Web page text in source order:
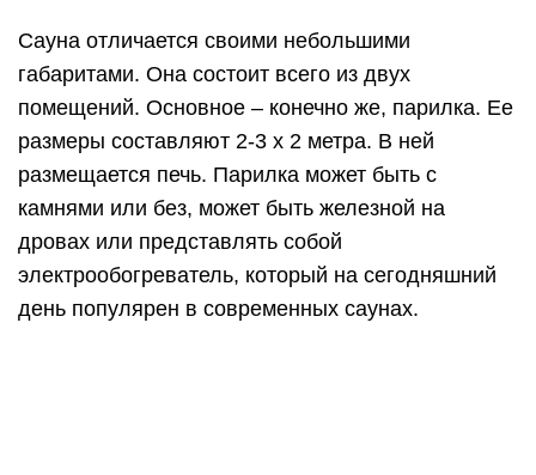
Сауна отличается своими небольшими
габаритами. Она состоит всего из двух
помещений. Основное – конечно же, парилка. Ее
размеры составляют 2-3 х 2 метра. В ней
размещается печь. Парилка может быть с
камнями или без, может быть железной на
дровах или представлять собой
электрообогреватель, который на сегодняшний
день популярен в современных саунах.